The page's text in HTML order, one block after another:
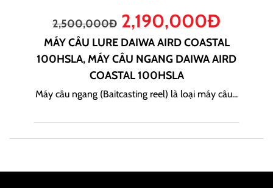
2,500,000Đ 2,190,000Đ
MÁY CÂU LURE DAIWA AIRD COASTAL
100HSLA, MÁY CÂU NGANG DAIWA AIRD
COASTAL 100HSLA
Máy câu ngang (Baitcasting reel) là loại máy câu...